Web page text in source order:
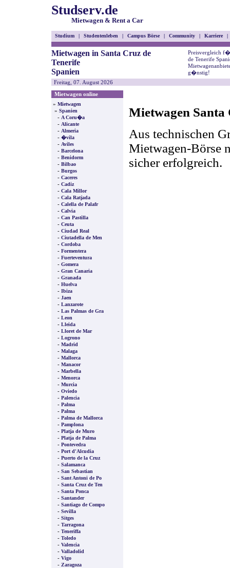
Studserv.de
Mietwagen & Rent a Car
Studium | Studentenleben | Campus Börse | Community | Karriere |
Mietwagen in Santa Cruz de
Tenerife
Spanien
Preisvergleich
de Tenerife
g�nstig!
Freitag, 07. August 2026
Mietwagen online
» Mietwagen
» Spanien
- A Coru�a
- Alicante
- Almeria
- �vila
- Aviles
- Barcelona
- Benidorm
- Bilbao
- Burgos
- Caceres
- Cadiz
- Cala Millor
- Cala Ratjada
- Calella de Palafr
- Calvia
- Can Pastilla
- Ceuta
- Ciudad Real
- Ciutadella de Men
- Cordoba
- Formentera
- Fuerteventura
- Gomera
- Gran Canaria
- Granada
- Huelva
- Ibiza
- Jaen
- Lanzarote
- Las Palmas de Gra
- Leon
- Lleida
- Lloret de Mar
- Logrono
- Madrid
- Malaga
- Mallorca
- Manacor
- Marbella
- Menorca
- Murcia
- Oviedo
- Palencia
- Palma
- Palma
- Palma de Mallorca
- Pamplona
- Platja de Muro
- Platja de Palma
- Pontevedra
- Port d'Alcudia
- Puerto de la Cruz
- Salamanca
- San Sebastian
- Sant Antoni de Po
- Santa Cruz de Ten
- Santa Ponca
- Santander
- Santiago de Compo
- Sevilla
- Sitges
- Tarragona
- Teneriffa
- Toledo
- Valencia
- Valladolid
- Vigo
- Zaragoza
Mietwagen Santa
Aus technischen
Mietwagen-Börse
sicher erfolgreich.